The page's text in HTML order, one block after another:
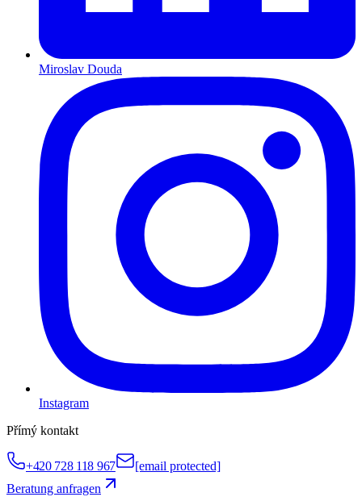
Miroslav Douda
Instagram
Přímý kontakt
+420 728 118 967
[email protected]
Beratung anfragen